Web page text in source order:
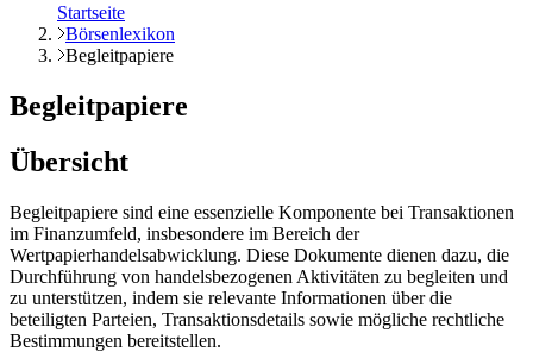
Startseite
Börsenlexikon
Begleitpapiere
Begleitpapiere
Übersicht
Begleitpapiere sind eine essenzielle Komponente bei Transaktionen
im Finanzumfeld, insbesondere im Bereich der
Wertpapierhandelsabwicklung. Diese Dokumente dienen dazu, die
Durchführung von handelsbezogenen Aktivitäten zu begleiten und
zu unterstützen, indem sie relevante Informationen über die
beteiligten Parteien, Transaktionsdetails sowie mögliche rechtliche
Bestimmungen bereitstellen.